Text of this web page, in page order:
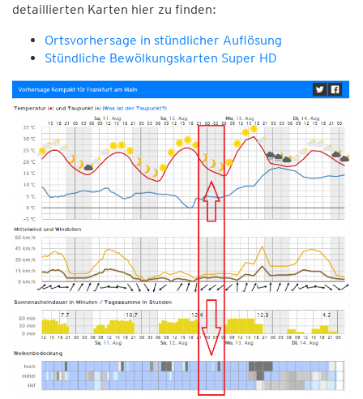
detaillierten Karten hier zu finden:
Ortsvorhersage in stündlicher Auflösung
Stündliche Bewölkungskarten Super HD